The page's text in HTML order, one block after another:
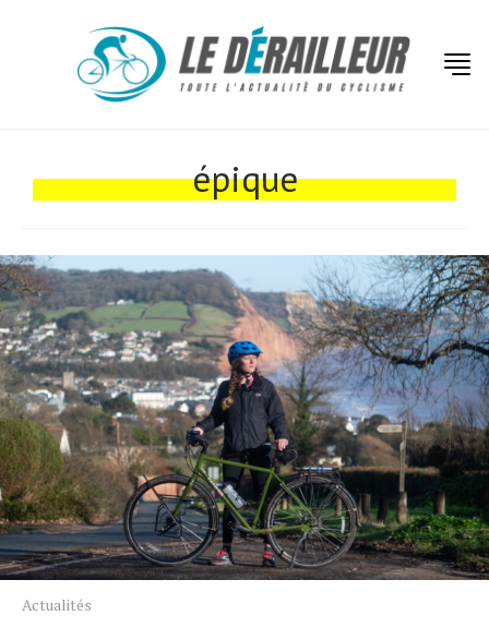
épique
Actualités
Tests de produits
Conseils
Tendances
Tous nos articles
À propos